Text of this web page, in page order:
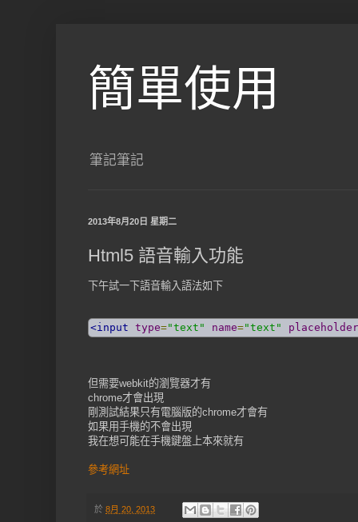
簡單使用
筆記筆記
2013年8月20日 星期二
Html5 語音輸入功能
下午試一下語音輸入語法如下
<input type="text" name="text" placeholder
但需要webkit的瀏覽器才有
chrome才會出現
剛測試結果只有電腦版的chrome才會有
如果用手機的不會出現
我在想可能在手機鍵盤上本來就有
參考網址
於 8月 20, 2013